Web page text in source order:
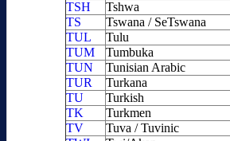
TSH
Tshwa
TS
Tswana / SeTswana
TUL
Tulu
TUM
Tumbuka
TUN
Tunisian Arabic
TUR
Turkana
TU
Turkish
TK
Turkmen
TV
Tuva / Tuvinic